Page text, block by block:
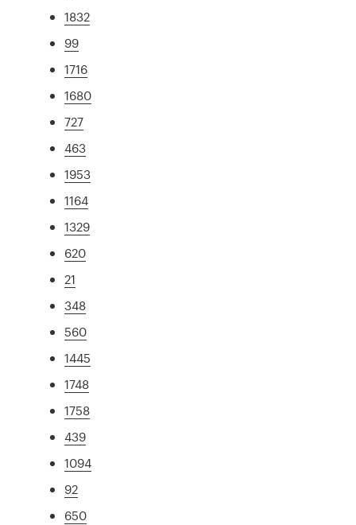
1832
99
1716
1680
727
463
1953
1164
1329
620
21
348
560
1445
1748
1758
439
1094
92
650